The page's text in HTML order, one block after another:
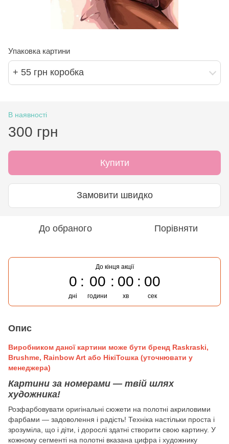
Упаковка картини
+ 55 грн коробка
В наявності
300 грн
Купити
Замовити швидко
До обраного Порівняти
До кінця акції
0
дні
00
години
00
хв
00
сек
Опис
Виробником даної картини може бути бренд Raskraski,
Brushme, Rainbow Art або НікіТошка (уточнювати у
менеджера)
Картини за номерами — твій шлях
художника!
Розфарбовувати оригінальні сюжети на полотні акриловими
фарбами — задоволення і радість! Техніка настільки проста і
зрозуміла, що і діти, і дорослі здатні створити свою картину. У
кожному сегменті на полотні вказана цифра і художнику